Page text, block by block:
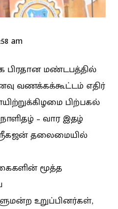
am
பிரதான மண்டபத்தில்
வணக்க‌க்கூட்டம் எதிர்
பிற்பகல்
நாளிதழ் – வார இதழ்
தலைமையில்
மூத்த
உறுப்பினர்கள்,